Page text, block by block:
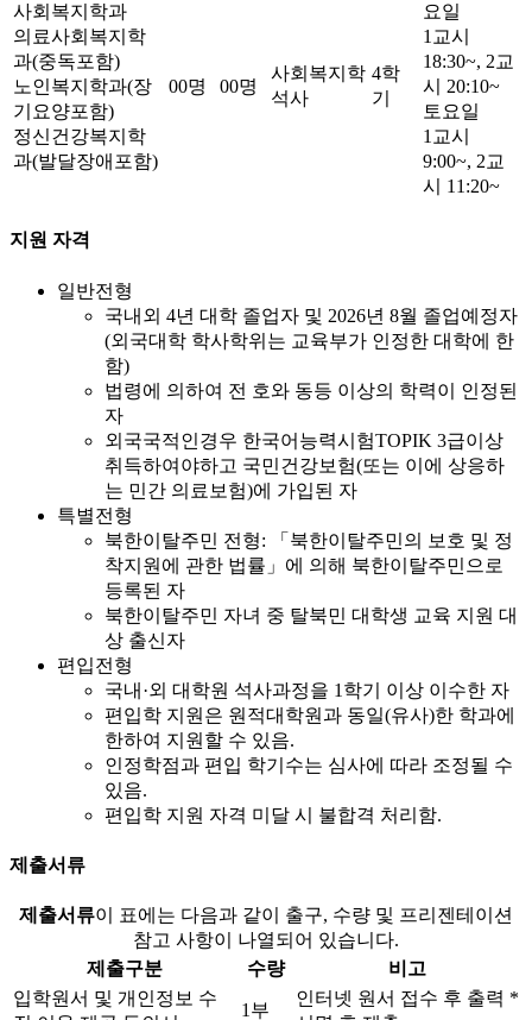
사회복지학과
의료사회복지학
과(중독포함)
노인복지학과(장
기요양포함)
정신건강복지학
과(발달장애포함)
00명 00명
사회복지학
석사
4학
기
요일
1교시
18:30~, 2교
시 20:10~
토요일
1교시
9:00~, 2교
시 11:20~
지원 자격
일반전형
국내외 4년 대학 졸업자 및 2026년 8월 졸업예정자
(외국대학 학사학위는 교육부가 인정한 대학에 한
함)
법령에 의하여 전 호와 동등 이상의 학력이 인정된
자
외국국적인경우 한국어능력시험TOPIK 3급이상
취득하여야하고 국민건강보험(또는 이에 상응하
는 민간 의료보험)에 가입된 자
특별전형
북한이탈주민 전형: 「북한이탈주민의 보호 및 정
착지원에 관한 법률」에 의해 북한이탈주민으로
등록된 자
북한이탈주민 자녀 중 탈북민 대학생 교육 지원 대
상 출신자
편입전형
국내·외 대학원 석사과정을 1학기 이상 이수한 자
편입학 지원은 원적대학원과 동일(유사)한 학과에
한하여 지원할 수 있음.
인정학점과 편입 학기수는 심사에 따라 조정될 수
있음.
편입학 지원 자격 미달 시 불합격 처리함.
제출서류
제출서류이 표에는 다음과 같이 출구, 수량 및 프리젠테이션
참고 사항이 나열되어 있습니다.
제출구분
수량
비고
입학원서 및 개인정보 수
1부
인터넷 원서 접수 후 출력 *